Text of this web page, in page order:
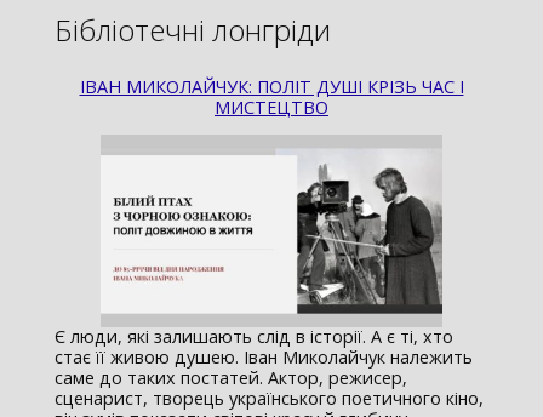
Бібліотечні лонгріди
ІВАН МИКОЛАЙЧУК: ПОЛІТ ДУШІ КРІЗЬ ЧАС І
МИСТЕЦТВО
Є люди, які залишають слід в історії. А є ті, хто
стає її живою душею. Іван Миколайчук належить
саме до таких постатей. Актор, режисер,
сценарист, творець українського поетичного кіно,